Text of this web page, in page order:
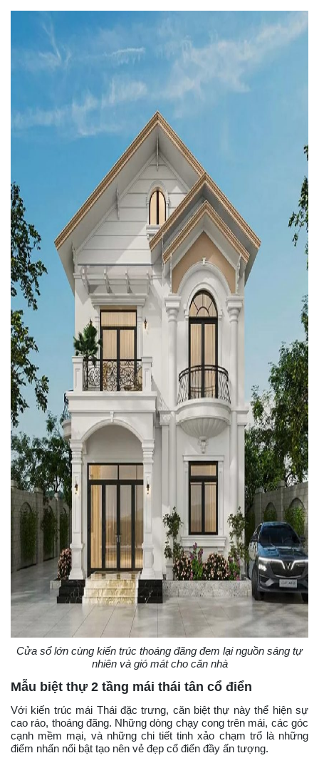
Cửa sổ lớn cùng kiến trúc thoáng đãng đem lại nguồn sáng tự
nhiên và gió mát cho căn nhà
Mẫu biệt thự 2 tầng mái thái tân cổ điển
Với kiến trúc mái Thái đặc trưng, căn biệt thự này thể hiện sự
cao ráo, thoáng đãng. Những dòng chạy cong trên mái, các góc
cạnh mềm mại, và những chi tiết tinh xảo chạm trổ là những
điểm nhấn nổi bật tạo nên vẻ đẹp cổ điển đầy ấn tượng.